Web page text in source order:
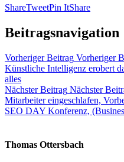
ShareTweetPin ItShare
Beitragsnavigation
Vorheriger Beitrag Vorheriger
Künstliche Intelligenz erobert
alles
Nächster Beitrag Nächster
Mitarbeiter eingeschlafen,
SEO DAY Konferenz,
Thomas Ottersbach